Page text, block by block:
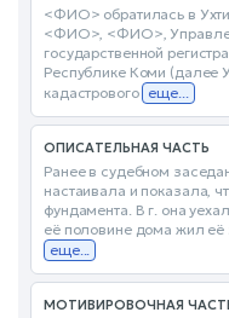
<ФИО> обратилась в
<ФИО>, <ФИО>,
государственной
Республике Коми (далее
кадастрового еще...
ОПИСАТЕЛЬНАЯ ЧАСТЬ
Ранее в судебном
настаивала и показала,
фундамента. В г. она
её половине дома жил её
еще...
МОТИВИРОВОЧНАЯ